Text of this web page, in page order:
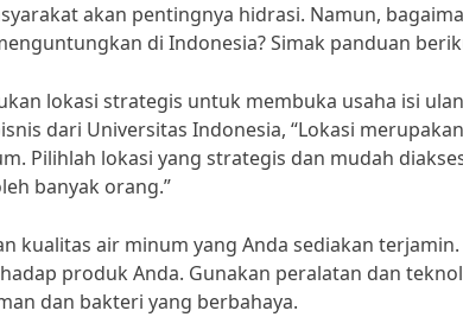
akan pentingnya hidrasi. Namun,
di Indonesia? Simak panduan
lokasi strategis untuk membuka usaha isi
dari Universitas Indonesia, “Lokasi
Pilihlah lokasi yang strategis dan mudah
banyak orang.”
kualitas air minum yang Anda sediakan
produk Anda. Gunakan peralatan dan
dan bakteri yang berbahaya.